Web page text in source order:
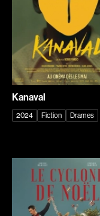
Courchesne Pascal
Cousineau Jean
Crépeau Jeanne
Cross Roy
Cruchten Pol
Curtis Darren
D'Ynglemare Gaëlle
Dallaire Marie-Julie
Danis Aimée
Kanaval
2024 Fiction Drames